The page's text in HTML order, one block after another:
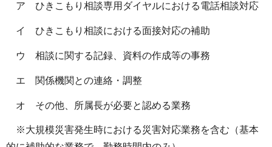
ア ひきこもり相談専用ダイヤルにおける電話相談対応
イ ひきこもり相談における面接対応の補助
ウ 相談に関する記録、資料の作成等の事務
エ 関係機関との連絡・調整
オ その他、所属長が必要と認める業務
※大規模災害発生時における災害対応業務を含む（基本